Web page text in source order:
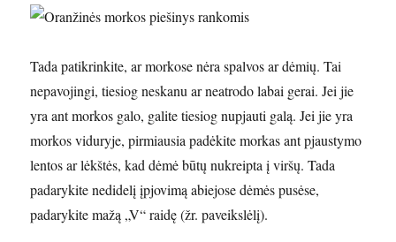
Tada patikrinkite, ar morkose nėra spalvos ar dėmių. Tai
nepavojingi, tiesiog neskanu ar neatrodo labai gerai. Jei jie
yra ant morkos galo, galite tiesiog nupjauti galą. Jei jie yra
morkos viduryje, pirmiausia padėkite morkas ant pjaustymo
lentos ar lėkštės, kad dėmė būtų nukreipta į viršų. Tada
padarykite nedidelį įpjovimą abiejose dėmės pusėse,
padarykite mažą „V“ raidę (žr. paveikslėlį).